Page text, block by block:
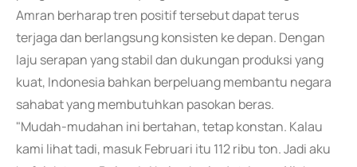
Amran berharap tren positif tersebut dapat terus
terjaga dan berlangsung konsisten ke depan. Dengan
laju serapan yang stabil dan dukungan produksi yang
kuat, Indonesia bahkan berpeluang membantu negara
sahabat yang membutuhkan pasokan beras.
"Mudah-mudahan ini bertahan, tetap konstan. Kalau
kami lihat tadi, masuk Februari itu 112 ribu ton. Jadi aku